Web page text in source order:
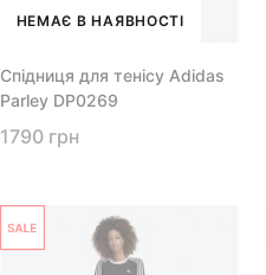
НЕМАЄ В НАЯВНОСТІ
Спідниця для тенісу Adidas
Parley DP0269
1790 грн